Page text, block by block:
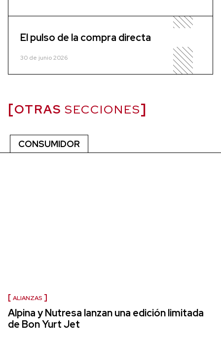
El pulso de la compra directa
30 de junio 2026
OTRAS SECCIONES
CONSUMIDOR
ALIANZAS
Alpina y Nutresa lanzan una edición limitada
de Bon Yurt Jet